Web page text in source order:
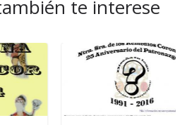
te interese